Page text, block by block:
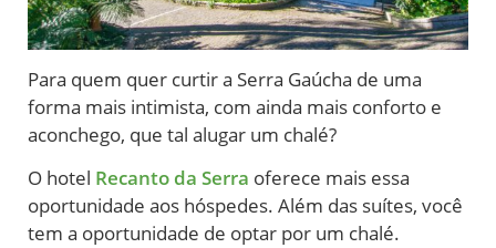
Para quem quer curtir a Serra Gaúcha de uma
forma mais intimista, com ainda mais conforto e
aconchego, que tal alugar um chalé?
O hotel Recanto da Serra oferece mais essa
oportunidade aos hóspedes. Além das suítes, você
tem a oportunidade de optar por um chalé.